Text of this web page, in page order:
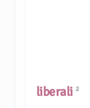
liberali 2